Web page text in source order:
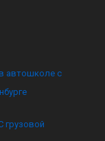
автошколе с
грузовой